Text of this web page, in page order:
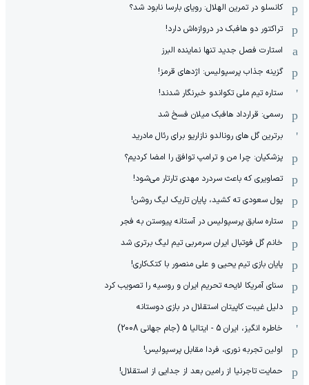
کانسلو در تمرین الهلال: رویای بارسا نابود شد؟
تراکتور دو هافبک در دروازه‌اش دارد!
استارت فصل جدید تنها نماینده البرز
گزینه جذاب پرسپولیس: اژدهای قرمز!
ستاره تیم ملی تکواندو خبرنگار شدند!
رسمی: قرارداد هافبک میلان فسخ شد
برترین گل های رونالدو نازاریو برای رئال مادرید
پزشکیان: چرا من و ترامپ توافق را امضا کردیم؟
تصاویری که باعث سردرد مهدی تارتار می‌شود!
پول سعودی ته کشید، پایان تاریک لیگ روشن!
ستاره سابق پرسپولیس در آستانه پیوستن به فجر
خانم گل فوتبال ایران سرمربی تیم لیگ برتری شد
پایان بازی تیم یحیی و علی منصور با کتک‌کاری!
سنای آمریکا لایحه تحریم ایران و روسیه را تصویب کرد
دلیل غیبت کاپیتان استقلال در بازی دوستانه
خاطره انگیز، ایران 5 - ایتالیا 5 (جام جهانی 2008)
اولین تجربه نوری، فردا مقابل پرسپولیس!
حمایت تاجرنیا از رامین بعد از جدایی از استقلال!